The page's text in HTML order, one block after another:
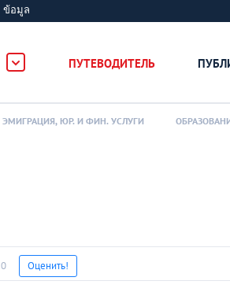
ข้อมูล
ПУТЕВОДИТЕЛЬ
ЭМИГРАЦИЯ, ЮР. И ФИН. УСЛУГИ
0 Оценить!